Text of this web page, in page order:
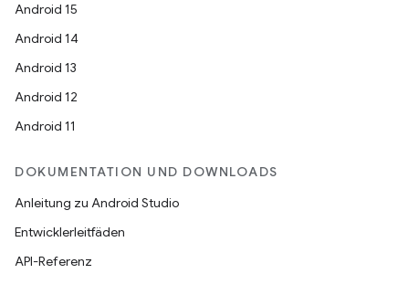
Android 15
Android 14
Android 13
Android 12
Android 11
DOKUMENTATION UND DOWNLOADS
Anleitung zu Android Studio
Entwicklerleitfäden
API-Referenz